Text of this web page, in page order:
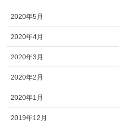
2020年5月
2020年4月
2020年3月
2020年2月
2020年1月
2019年12月